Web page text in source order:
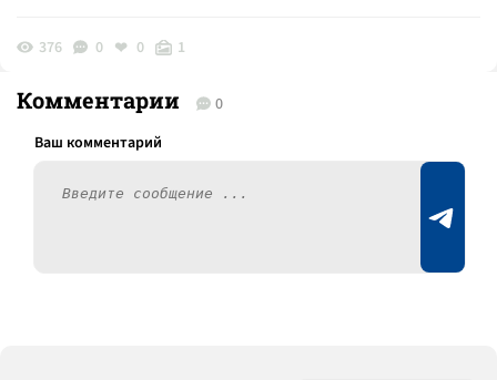
376 0 0 1
Комментарии 0